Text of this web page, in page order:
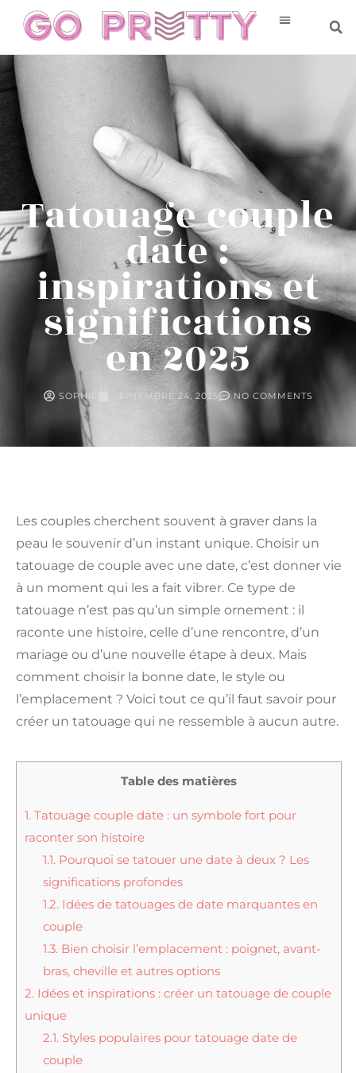
Tatouage couple
date :
inspirations et
significations
en 2025
SOPHIE SEPTEMBRE 24, 2025 NO COMMENTS
Les couples cherchent souvent à graver dans la
peau le souvenir d’un instant unique. Choisir un
tatouage de couple avec une date, c’est donner vie
à un moment qui les a fait vibrer. Ce type de
tatouage n’est pas qu’un simple ornement : il
raconte une histoire, celle d’une rencontre, d’un
mariage ou d’une nouvelle étape à deux. Mais
comment choisir la bonne date, le style ou
l’emplacement ? Voici tout ce qu’il faut savoir pour
créer un tatouage qui ne ressemble à aucun autre.
Table des matières
1. Tatouage couple date : un symbole fort pour
raconter son histoire
1.1. Pourquoi se tatouer une date à deux ? Les
significations profondes
1.2. Idées de tatouages de date marquantes en
couple
1.3. Bien choisir l’emplacement : poignet, avant-
bras, cheville et autres options
2. Idées et inspirations : créer un tatouage de couple
unique
2.1. Styles populaires pour tatouage date de
couple